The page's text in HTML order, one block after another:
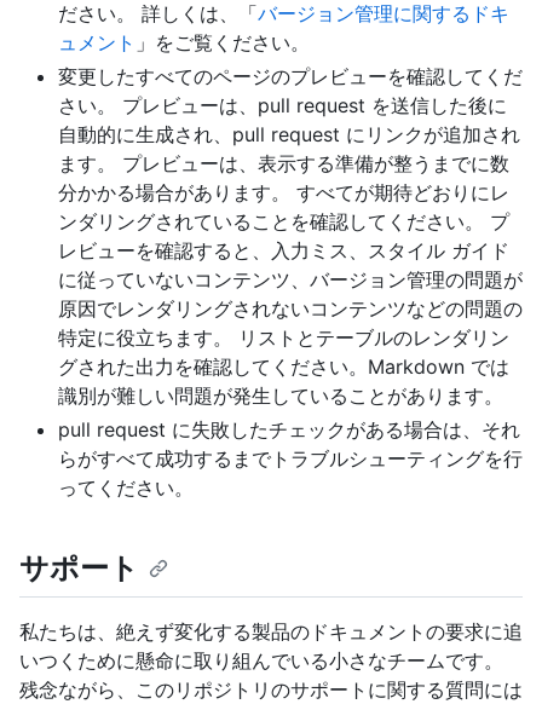
ださい。 詳しくは、「バージョン管理に関するドキ
ュメント 」をご覧ください。
変更したすべてのページのプレビューを確認してくだ
さい。 プレビューは、pull request を送信した後に
自動的に生成され、pull request にリンクが追加され
ます。 プレビューは、表示する準備が整うまでに数
分かかる場合があります。 すべてが期待どおりにレ
ンダリングされていることを確認してください。 プ
レビューを確認すると、入力ミス、スタイル ガイド
に従っていないコンテンツ、バージョン管理の問題が
原因でレンダリングされないコンテンツなどの問題の
特定に役立ちます。 リストとテーブルのレンダリン
グされた出力を確認してください。Markdown では
識別が難しい問題が発生していることがあります。
pull request に失敗したチェックがある場合は、それ
らがすべて成功するまでトラブルシューティングを行
ってください。
サポート
私たちは、絶えず変化する製品のドキュメントの要求に追
いつくために懸命に取り組んでいる小さなチームです。
残念ながら、このリポジトリのサポートに関する質問には